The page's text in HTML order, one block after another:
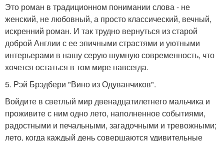
Это роман в традиционном понимании слова - не
женский, не любовный, а просто классический, вечный,
искренний роман. И так трудно вернуться из старой
доброй Англии с ее эпичными страстями и уютными
интерьерами в нашу серую шумную современность, что
хочется остаться в том мире навсегда.
5. Рэй Брэдбери "Вино из Одуванчиков".
Войдите в светлый мир двенадцатилетнего мальчика и
проживите с ним одно лето, наполненное событиями,
радостными и печальными, загадочными и тревожными;
лето, когда каждый день совершаются удивительные